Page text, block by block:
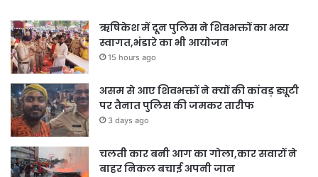
ऋषिकेश में दून पुलिस ने शिवभक्तों का भव्य
स्वागत,भंडारे का भी आयोजन
15 hours ago
असम से आए शिवभक्तों ने क्यों की कांवड़ ड्यूटी
पर तैनात पुलिस की जमकर तारीफ
3 days ago
चलती कार बनी आग का गोला,कार सवारों ने
बाहर निकल बचाई अपनी जान